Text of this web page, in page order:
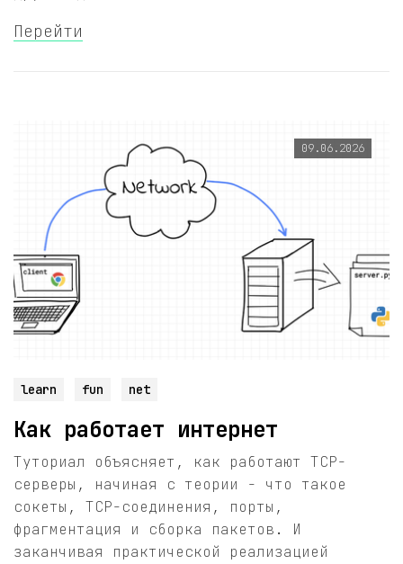
Перейти
09.06.2026
learn fun net
Как работает интернет
Туториал объясняет, как работают TCP-
серверы, начиная с теории - что такое
сокеты, TCP-соединения, порты,
фрагментация и сборка пакетов. И
заканчивая практической реализацией